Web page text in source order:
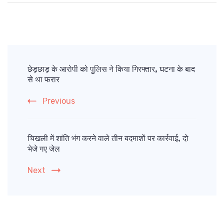
Navigation
छेड़छाड़ के आरोपी को पुलिस ने किया गिरफ्तार, घटना के बाद
से था फरार
Previous
चिखली में शांति भंग करने वाले तीन बदमाशों पर कार्रवाई, दो
भेजे गए जेल
Next